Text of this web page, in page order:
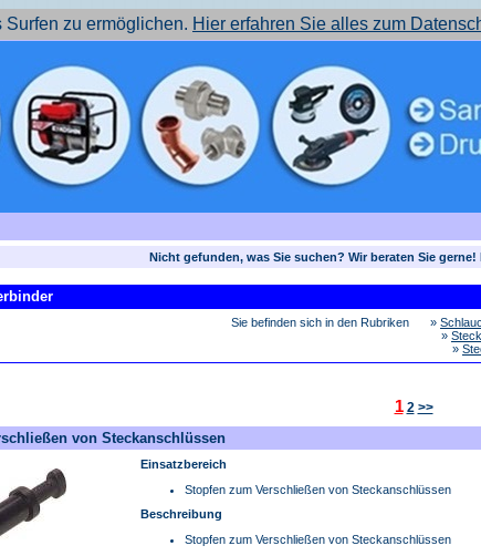
zu ermöglichen. Hier erfahren Sie alles zum
Nicht gefunden, was Sie suchen? Wir beraten Sie
Sie befinden sich in den Rubriken »
»
»
1 2 >>
von Steckanschlüssen
Einsatzbereich
Stopfen zum Verschließen von Steckanschlüssen
Beschreibung
Stopfen zum Verschließen von Steckanschlüssen